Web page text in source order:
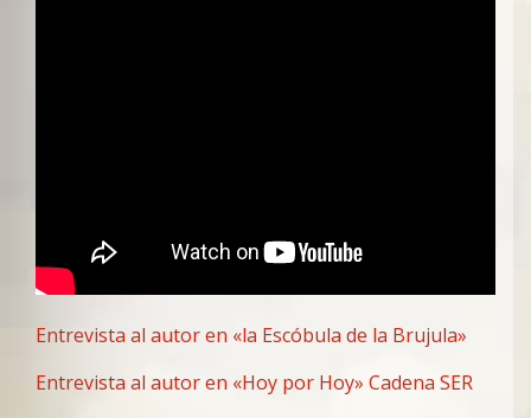
Entrevista al autor en «la Escóbula de la Brujula»
Entrevista al autor en «Hoy por Hoy» Cadena SER